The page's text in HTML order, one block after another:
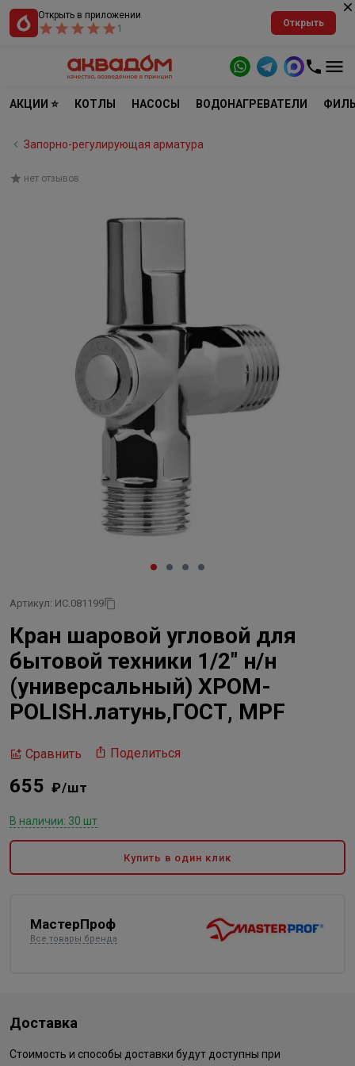
Открыть в приложении
1
Открыть
АКЦИИ ⭐ КОТЛЫ НАСОСЫ ВОДОНАГРЕВАТЕЛИ
Запорно-регулирующая арматура
нет отзывов
Артикул: ИС.081199
Кран шаровой угловой для
бытовой техники 1/2" н/н
(универсальный) ХРОМ-
POLISH.латунь,ГОСТ, MPF
Сравнить Поделиться
655 ₽/шт
В наличии: 30 шт
Купить в один клик
МастерПроф
Все товары бренда
Доставка
Стоимость и способы доставки будут доступны при